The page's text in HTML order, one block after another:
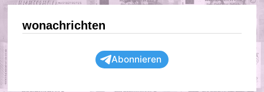
wonachrichten
Abonnieren